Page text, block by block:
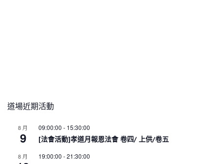
道場近期活動
8 月
9
09:00:00 - 15:30:00
[法會活動]孝道月報恩法會 卷四/ 上供/卷五
8 月 19:00:00 -21:30:00